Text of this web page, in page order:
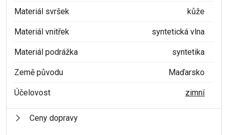
Materiál svršek kůže
Materiál vnitřek syntetická vlna
Materiál podrážka syntetika
Země původu Maďarsko
Účelovost zimní
Ceny dopravy